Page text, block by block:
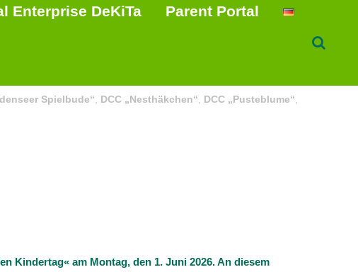
Enterprise DeKiTa Parent Portal
Spielbude“ DCC „Nesthäkchen“ DCC „Pusteblume“
Kindertag« am Montag, den 1. Juni 2026. An diesem